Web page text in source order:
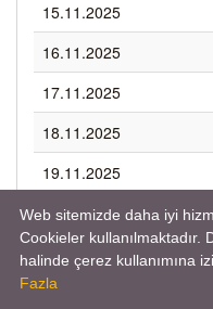
15.11.2025
16.11.2025
17.11.2025
18.11.2025
19.11.2025
20.11.2025
21.11.2025
22.11.2025
Web sitemizde daha iyi
Cookieler kullanılmaktadır.
halinde çerez kullanımına
Fazla